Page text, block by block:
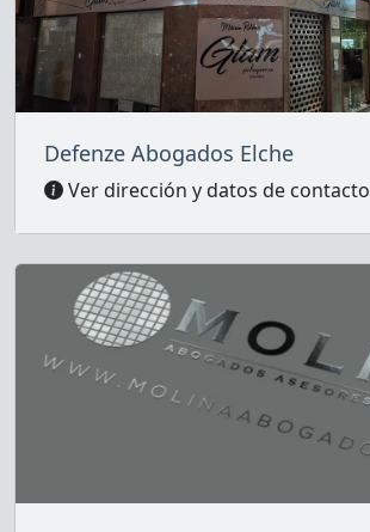
Defenze Abogados Elche
Ver dirección y datos de contacto